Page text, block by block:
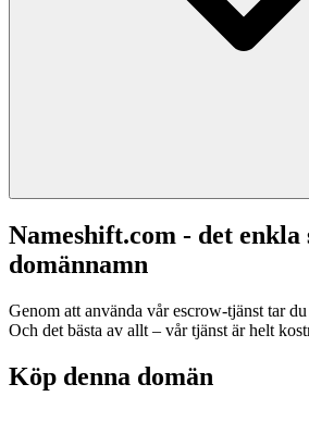
Nameshift.com - det enkla
domännamn
Genom att använda vår escrow-tjänst tar
Och det bästa av allt – vår tjänst är helt
Köp denna domän